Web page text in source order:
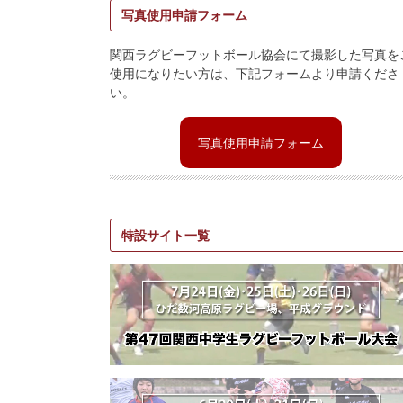
写真使用申請フォーム
関西ラグビーフットボール協会にて撮影した写真を
使用になりたい方は、下記フォームより申請くださ
い。
写真使用申請フォーム
特設サイト一覧